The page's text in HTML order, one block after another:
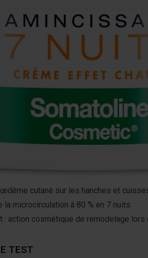
d'origine naturelle
enceintes et allaitantes (soin non
semaine :
localisée et les liquides en excès,
le traitement, l’efficacité amincissante
adiposités sur les hanches et cuisses
cutané sur les hanches et
la microcirculation à 80 % en 7 nuits.
action cosmétique de remodelage lors
TEST